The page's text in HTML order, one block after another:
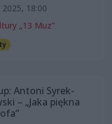
18:00
„13 Muz”
Antoni Syrek-
– „Jaka piękna